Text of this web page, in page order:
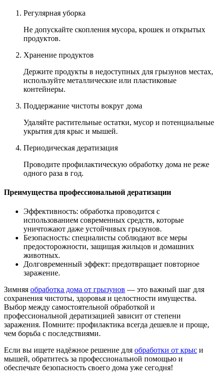
Регулярная уборка
Не допускайте скопления мусора, крошек и открытых
продуктов.
Хранение продуктов
Держите продукты в недоступных для грызунов местах,
используйте металлические или пластиковые
контейнеры.
Поддержание чистоты вокруг дома
Удаляйте растительные остатки, мусор и потенциальные
укрытия для крыс и мышей.
Периодическая дератизация
Проводите профилактическую обработку дома не реже
одного раза в год.
Преимущества профессиональной дератизации
Эффективность: обработка проводится с
использованием современных средств, которые
уничтожают даже устойчивых грызунов.
Безопасность: специалисты соблюдают все меры
предосторожности, защищая жильцов и домашних
животных.
Долговременный эффект: предотвращает повторное
заражение.
Зимняя обработка дома от грызунов — это важный шаг для
сохранения чистоты, здоровья и целостности имущества.
Выбор между самостоятельной обработкой и
профессиональной дератизацией зависит от степени
заражения. Помните: профилактика всегда дешевле и проще,
чем борьба с последствиями.
Если вы ищете надёжное решение для обработки от крыс и
мышей, обратитесь за профессиональной помощью и
обеспечьте безопасность своего дома уже сегодня!